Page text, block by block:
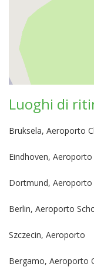
Luoghi di
Bruksela, Aeroporto
Eindhoven, Aeroporto
Dortmund,
Berlin, Aeroporto
Szczecin, Aeroporto
Bergamo, Aeroporto